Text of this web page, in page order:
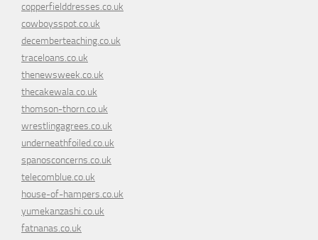
copperfielddresses.co.uk
cowboysspot.co.uk
decemberteaching.co.uk
traceloans.co.uk
thenewsweek.co.uk
thecakewala.co.uk
thomson-thorn.co.uk
wrestlingagrees.co.uk
underneathfoiled.co.uk
spanosconcerns.co.uk
telecomblue.co.uk
house-of-hampers.co.uk
yumekanzashi.co.uk
fatnanas.co.uk